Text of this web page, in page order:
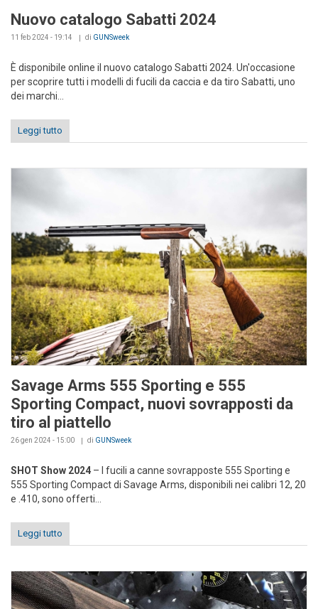
Nuovo catalogo Sabatti 2024
11 feb 2024 - 19:14 di GUNSweek
È disponibile online il nuovo catalogo Sabatti 2024. Un'occasione
per scoprire tutti i modelli di fucili da caccia e da tiro Sabatti, uno
dei marchi...
Leggi tutto
Savage Arms 555 Sporting e 555
Sporting Compact, nuovi sovrapposti da
tiro al piattello
26 gen 2024 - 15:00 di GUNSweek
SHOT Show 2024 – I fucili a canne sovrapposte 555 Sporting e
555 Sporting Compact di Savage Arms, disponibili nei calibri 12, 20
e .410, sono offerti...
Leggi tutto